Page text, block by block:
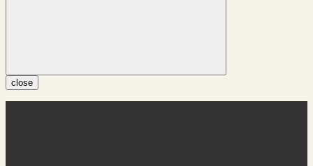
close